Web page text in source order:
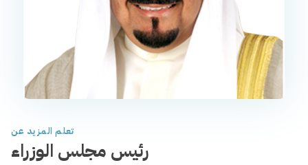
تعلم المزيد عن
رئيس مجلس الوزراء